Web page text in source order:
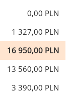
0,00 PLN
1 327,00 PLN
16 950,00 PLN
13 560,00 PLN
3 390,00 PLN